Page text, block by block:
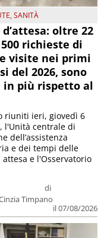
,SANITÀ
oltre 22
richieste di
visite nei primi
del 2026, sono
in più rispetto al
di
Timpano
il 07/08/2026
riuniti ieri, giovedì 6
l'Unità centrale di
dell’assistenza
e dei tempi delle
attesa e l'Osservatorio